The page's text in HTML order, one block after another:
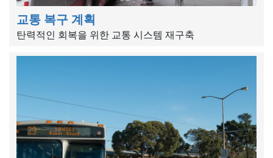
교통 복구 계획
탄력적인 회복을 위한 교통 시스템 재구축